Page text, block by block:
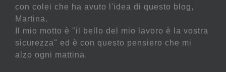
con colei che ha avuto l'idea di questo blog,
Martina.
Il mio motto è "il bello del mio lavoro è la vostra
sicurezza" ed è con questo pensiero che mi
alzo ogni mattina.